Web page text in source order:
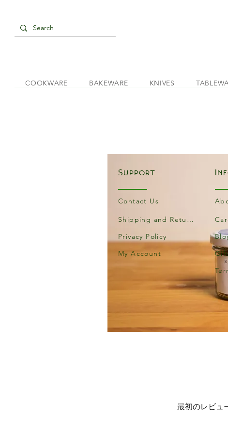
COOKWARE BAKEWARE KNIVES
最初のレビュ
Support
Contact Us
Shipping and Returns
Privacy Policy
My Account